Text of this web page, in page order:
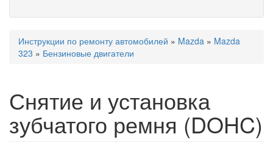
Вы здесь
Инструкции по ремонту автомобилей » Mazda » Mazda
323 » Бензиновые двигатели
Снятие и установка
зубчатого ремня (DOHC)